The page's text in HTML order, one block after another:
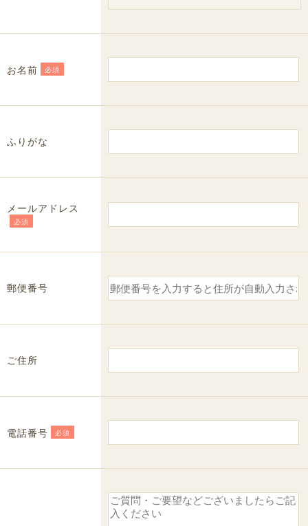
お名前 必須
ふりがな
メールアドレス
必須
郵便番号
ご住所
電話番号 必須